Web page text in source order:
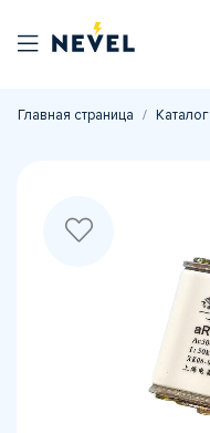
Главная страница Каталог